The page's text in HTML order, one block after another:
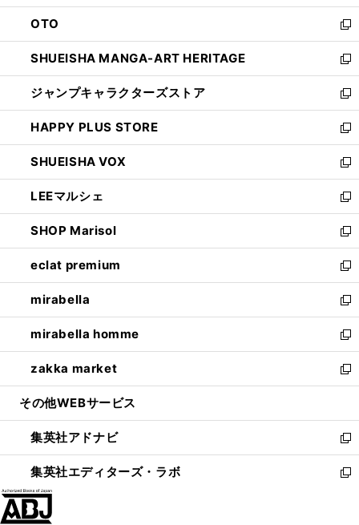
ウ
で
開
く
ン
ド
ウ
で
開
く
OTO
新
し
い
ウ
ィ
ン
ド
ウ
で
開
く
SHUEISHA MANGA-ART HERITAGE
新
し
い
ウ
ィ
ン
ド
ウ
で
開
く
ジャンプキャラクターズストア
新
し
い
ウ
ィ
ン
ド
ウ
で
開
く
HAPPY PLUS STORE
新
し
い
ウ
ィ
ン
ド
ウ
で
開
く
SHUEISHA VOX
新
し
い
ウ
ィ
ン
ド
ウ
で
開
く
LEEマルシェ
新
し
い
ウ
ィ
ン
ド
ウ
で
開
く
SHOP Marisol
新
し
い
ウ
ィ
ン
ド
ウ
で
開
eclat premium
新
し
い
ウ
ィ
ン
ド
ウ
開
く
mirabella
新
し
い
ウ
ィ
ン
ウ
で
開
く
mirabella homme
新
し
い
ウ
ン
ド
ウ
で
zakka market
新
し
ウ
ィ
ン
ド
その他WEBサービス
集英社アドナビ
新
し
い
集英社エディターズ・ラボ
新